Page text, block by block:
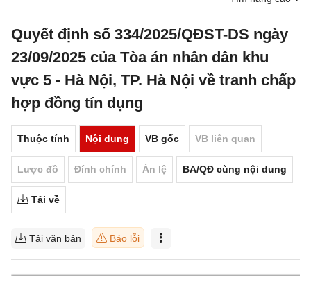
Quyết định số 334/2025/QĐST-DS ngày
23/09/2025 của Tòa án nhân dân khu
vực 5 - Hà Nội, TP. Hà Nội về tranh chấp
hợp đồng tín dụng
Thuộc tính Nội dung VB gốc VB liên quan
Lược đồ Đính chính Án lệ BA/QĐ cùng nội dung
Tải về
Tải văn bản Báo lỗi